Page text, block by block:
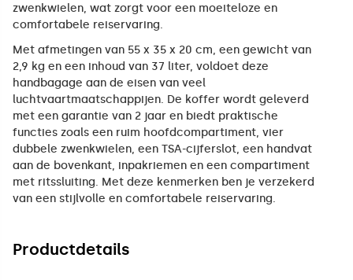
zwenkwielen, wat zorgt voor een moeiteloze en
comfortabele reiservaring.
Met afmetingen van 55 x 35 x 20 cm, een gewicht van
2,9 kg en een inhoud van 37 liter, voldoet deze
handbagage aan de eisen van veel
luchtvaartmaatschappijen. De koffer wordt geleverd
met een garantie van 2 jaar en biedt praktische
functies zoals een ruim hoofdcompartiment, vier
dubbele zwenkwielen, een TSA-cijferslot, een handvat
aan de bovenkant, inpakriemen en een compartiment
met ritssluiting. Met deze kenmerken ben je verzekerd
van een stijlvolle en comfortabele reiservaring.
Productdetails